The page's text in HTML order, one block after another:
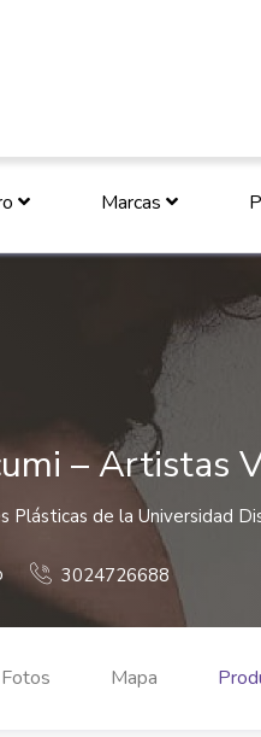
Marcas
– Artistas
Plásticas de la Universidad
3024726688
Fotos Mapa